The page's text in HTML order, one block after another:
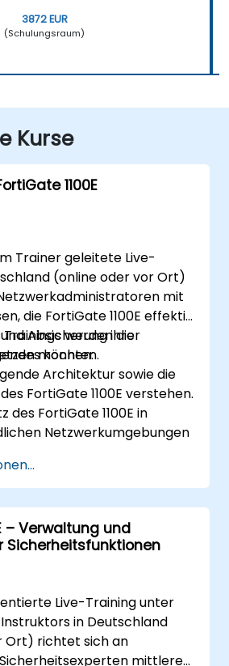
3872 EUR
(Schulungsraum)
Kurse
1100E
Trainer geleitete Live-
(online oder vor Ort)
mit
die FortiGate 1100E effektiv
Absicherung ihrer
möchten.
Trainings werden die
können:
Architektur sowie die
FortiGate 1100E verstehen.
des FortiGate 1100E in
Netzwerkumgebungen
bei
Konfigurations- und
sammeln.
NAT sowie VPNs
und Wartung des FortiGate
– Verwaltung und
Sicherheitsfunktionen
Live-Training unter
in Deutschland
Ort) richtet sich an
mittleren